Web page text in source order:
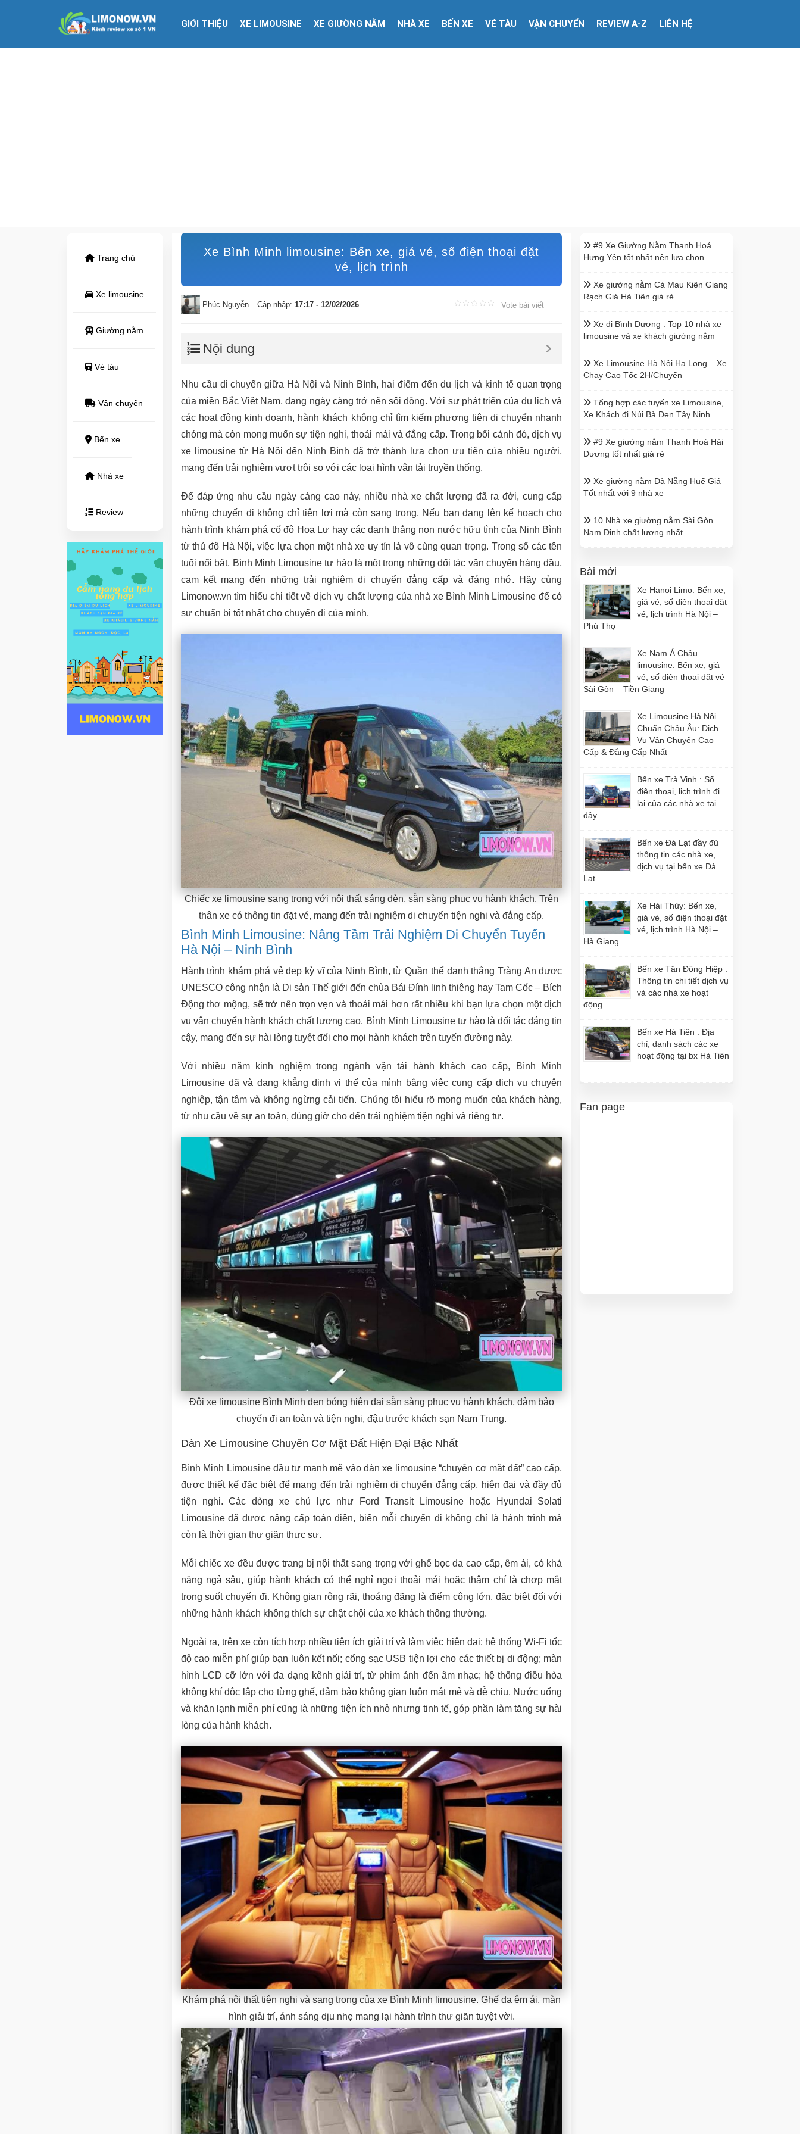
GIỚI THIỆU XE LIMOUSINE XE GIƯỜNG NẰM NHÀ XE BẾN XE VÉ TÀU VẬN CHUYỂN REVIEW A-Z LIÊN HỆ
Trang chủ
Xe limousine
Giường nằm
Vé tàu
Vận chuyển
Bến xe
Nhà xe
Review
Xe Bình Minh limousine: Bến xe, giá vé, số điện thoại đặt
vé, lịch trình
Phúc Nguyễn Cập nhập: 17:17 - 12/02/2026 Vote bài viết
Nội dung
Nhu cầu di chuyển giữa Hà Nội và Ninh Bình, hai điểm đến du lịch và kinh tế quan trọng
của miền Bắc Việt Nam, đang ngày càng trở nên sôi động. Với sự phát triển của du lịch và
các hoạt động kinh doanh, hành khách không chỉ tìm kiếm phương tiện di chuyển nhanh
chóng mà còn mong muốn sự tiện nghi, thoải mái và đẳng cấp. Trong bối cảnh đó, dịch vụ
xe limousine từ Hà Nội đến Ninh Bình đã trở thành lựa chọn ưu tiên của nhiều người,
mang đến trải nghiệm vượt trội so với các loại hình vận tải truyền thống.
Để đáp ứng nhu cầu ngày càng cao này, nhiều nhà xe chất lượng đã ra đời, cung cấp
những chuyến đi không chỉ tiện lợi mà còn sang trọng. Nếu bạn đang lên kế hoạch cho
hành trình khám phá cố đô Hoa Lư hay các danh thắng non nước hữu tình của Ninh Bình
từ thủ đô Hà Nội, việc lựa chọn một nhà xe uy tín là vô cùng quan trọng. Trong số các tên
tuổi nổi bật, Bình Minh Limousine tự hào là một trong những đối tác vận chuyển hàng đầu,
cam kết mang đến những trải nghiệm di chuyển đẳng cấp và đáng nhớ. Hãy cùng
Limonow.vn tìm hiểu chi tiết về dịch vụ chất lượng của nhà xe Bình Minh Limousine để có
sự chuẩn bị tốt nhất cho chuyến đi của mình.
Chiếc xe limousine sang trọng với nội thất sáng đèn, sẵn sàng phục vụ hành khách. Trên
thân xe có thông tin đặt vé, mang đến trải nghiệm di chuyển tiện nghi và đẳng cấp.
Bình Minh Limousine: Nâng Tầm Trải Nghiệm Di Chuyển Tuyến
Hà Nội – Ninh Bình
Hành trình khám phá vẻ đẹp kỳ vĩ của Ninh Bình, từ Quần thể danh thắng Tràng An được
UNESCO công nhận là Di sản Thế giới đến chùa Bái Đính linh thiêng hay Tam Cốc – Bích
Động thơ mộng, sẽ trở nên trọn vẹn và thoải mái hơn rất nhiều khi bạn lựa chọn một dịch
vụ vận chuyển hành khách chất lượng cao. Bình Minh Limousine tự hào là đối tác đáng tin
cậy, mang đến sự hài lòng tuyệt đối cho mọi hành khách trên tuyến đường này.
Với nhiều năm kinh nghiệm trong ngành vận tải hành khách cao cấp, Bình Minh
Limousine đã và đang khẳng định vị thế của mình bằng việc cung cấp dịch vụ chuyên
nghiệp, tận tâm và không ngừng cải tiến. Chúng tôi hiểu rõ mong muốn của khách hàng,
từ nhu cầu về sự an toàn, đúng giờ cho đến trải nghiệm tiện nghi và riêng tư.
Đội xe limousine Bình Minh đen bóng hiện đại sẵn sàng phục vụ hành khách, đảm bảo
chuyến đi an toàn và tiện nghi, đậu trước khách sạn Nam Trung.
Dàn Xe Limousine Chuyên Cơ Mặt Đất Hiện Đại Bậc Nhất
Bình Minh Limousine đầu tư mạnh mẽ vào dàn xe limousine “chuyên cơ mặt đất” cao cấp,
được thiết kế đặc biệt để mang đến trải nghiệm di chuyển đẳng cấp, hiện đại và đầy đủ
tiện nghi. Các dòng xe chủ lực như Ford Transit Limousine hoặc Hyundai Solati
Limousine đã được nâng cấp toàn diện, biến mỗi chuyến đi không chỉ là hành trình mà
còn là thời gian thư giãn thực sự.
Mỗi chiếc xe đều được trang bị nội thất sang trọng với ghế bọc da cao cấp, êm ái, có khả
năng ngả sâu, giúp hành khách có thể nghỉ ngơi thoải mái hoặc thậm chí là chợp mắt
trong suốt chuyến đi. Không gian rộng rãi, thoáng đãng là điểm cộng lớn, đặc biệt đối với
những hành khách không thích sự chật chội của xe khách thông thường.
Ngoài ra, trên xe còn tích hợp nhiều tiện ích giải trí và làm việc hiện đại: hệ thống Wi-Fi tốc
độ cao miễn phí giúp bạn luôn kết nối; cổng sạc USB tiện lợi cho các thiết bị di động; màn
hình LCD cỡ lớn với đa dạng kênh giải trí, từ phim ảnh đến âm nhạc; hệ thống điều hòa
không khí độc lập cho từng ghế, đảm bảo không gian luôn mát mẻ và dễ chịu. Nước uống
và khăn lạnh miễn phí cũng là những tiện ích nhỏ nhưng tinh tế, góp phần làm tăng sự hài
lòng của hành khách.
Khám phá nội thất tiện nghi và sang trọng của xe Bình Minh limousine. Ghế da êm ái, màn
hình giải trí, ánh sáng dịu nhẹ mang lại hành trình thư giãn tuyệt vời.
#9 Xe Giường Nằm Thanh Hoá
Hưng Yên tốt nhất nên lựa chọn
Xe giường nằm Cà Mau Kiên Giang
Rạch Giá Hà Tiên giá rẻ
Xe đi Bình Dương : Top 10 nhà xe
limousine và xe khách giường nằm
Xe Limousine Hà Nội Hạ Long – Xe
Chạy Cao Tốc 2H/Chuyến
Tổng hợp các tuyến xe Limousine,
Xe Khách đi Núi Bà Đen Tây Ninh
#9 Xe giường nằm Thanh Hoá Hải
Dương tốt nhất giá rẻ
Xe giường nằm Đà Nẵng Huế Giá
Tốt nhất với 9 nhà xe
10 Nhà xe giường nằm Sài Gòn
Nam Định chất lượng nhất
Bài mới
Xe Hanoi Limo: Bến xe,
giá vé, số điện thoại đặt
vé, lịch trình Hà Nội –
Phú Thọ
Xe Nam Á Châu
limousine: Bến xe, giá
vé, số điện thoại đặt vé
Sài Gòn – Tiền Giang
Xe Limousine Hà Nội
Chuẩn Châu Âu: Dịch
Vụ Vận Chuyển Cao
Cấp & Đẳng Cấp Nhất
Bến xe Trà Vinh : Số
điện thoại, lịch trình đi
lại của các nhà xe tại
đây
Bến xe Đà Lạt đầy đủ
thông tin các nhà xe,
dịch vụ tại bến xe Đà
Lạt
Xe Hải Thủy: Bến xe,
giá vé, số điện thoại đặt
vé, lịch trình Hà Nội –
Hà Giang
Bến xe Tân Đông Hiệp :
Thông tin chi tiết dịch vụ
và các nhà xe hoạt
động
Bến xe Hà Tiên : Địa
chỉ, danh sách các xe
hoạt động tại bx Hà Tiên
Fan page